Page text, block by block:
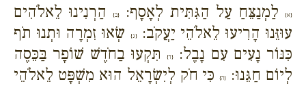
{א}לַמְנַצֵּחַ עַל הַגִּתִּית לְאָסָף: {ב}הַרְנִינוּ לֵאלֹהִים
עוּזֵּנוּ הָרִיעוּ לֵאלֹהֵי יַעֲקֹב:{ג}
שְׂאוּ זִמְרָה וּתְנוּ תֹף
כִּנּוֹר נָעִים עִם נָבֶל:
{ד}
תִּקְעוּ בַחֹדֶשׁ שׁוֹפָר בַּכֵּסֶה
לְיוֹם חַגֵּנוּ:
{ה}כִּי חֹק לְיִשְׂרָאֵל הוּא מִשְׁפָּט לֵאלֹהֵי